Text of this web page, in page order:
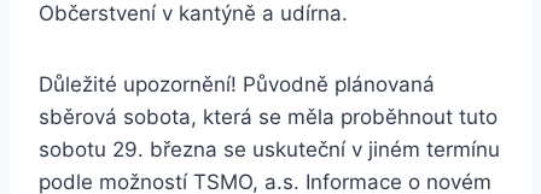
Občerstvení v kantýně a udírna.
Důležité upozornění! Původně plánovaná
sběrová sobota, která se měla proběhnout tuto
sobotu 29. března se uskuteční v jiném termínu
podle možností TSMO, a.s. Informace o novém